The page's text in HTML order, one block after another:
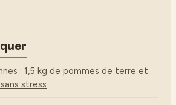
: 1,5 kg de pommes de terre et
stress